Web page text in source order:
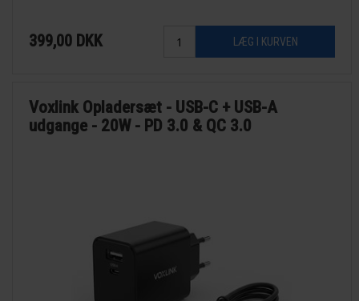
399,00 DKK
Voxlink Opladersæt - USB-C + USB-A
udgange - 20W - PD 3.0 & QC 3.0